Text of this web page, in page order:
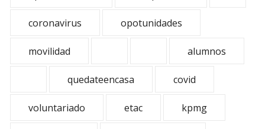
coronavirus opotunidades
movilidad alumnos
quedateencasa covid
voluntariado etac kpmg